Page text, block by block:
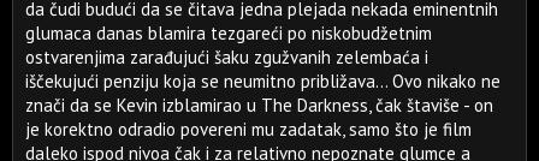
da čudi budući da se čitava jedna plejada nekada eminentnih
glumaca danas blamira tezgareći po niskobudžetnim
ostvarenjima zarađujući šaku zgužvanih zelembaća i
iščekujući penziju koja se neumitno približava... Ovo nikako ne
znači da se Kevin izblamirao u The Darkness, čak štaviše - on
je korektno odradio povereni mu zadatak, samo što je film
daleko ispod nivoa čak i za relativno nepoznate glumce a